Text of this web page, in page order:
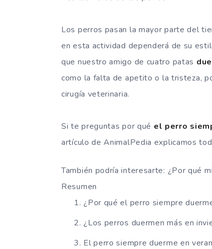
Los perros pasan la mayor parte del
en esta actividad dependerá de su
que nuestro amigo de cuatro patas
como la falta de apetito o la tristeza,
cirugía veterinaria.
Si te preguntas por qué el perro
artículo de AnimalPedia explicamos
También podría interesarte: ¿Por qué
Resumen
¿Por qué el perro siempre
¿Los perros duermen más en
El perro siempre duerme en